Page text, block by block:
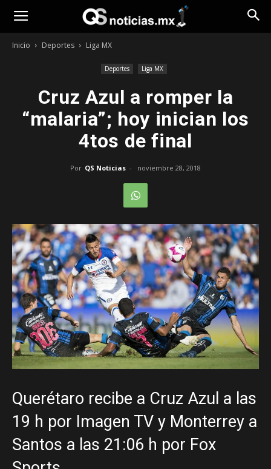
Inicio Deportes Liga MX
Deportes Liga MX
Cruz Azul a romper la
“malaria”; hoy inician los
4tos de final
Por QS Noticias - noviembre 28, 2018
Querétaro recibe a Cruz Azul a las
19 h por Imagen TV y Monterrey a
Santos a las 21:06 h por Fox